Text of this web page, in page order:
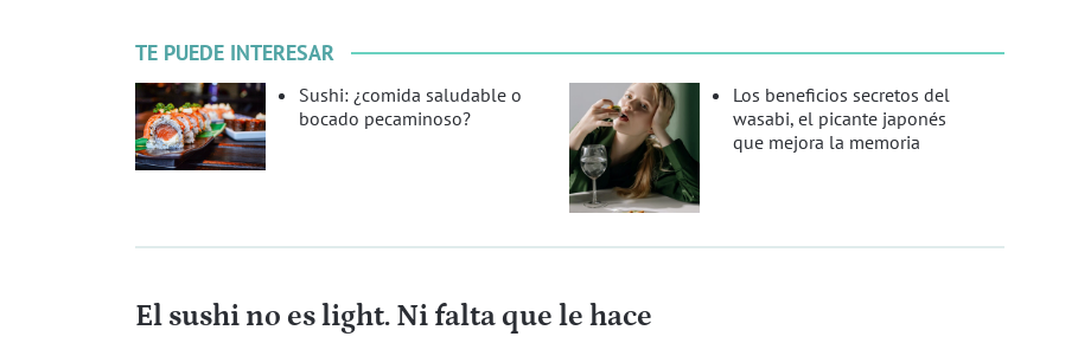
TE PUEDE INTERESAR
Sushi: ¿comida saludable o
bocado pecaminoso?
Los beneficios secretos del
wasabi, el picante japonés
que mejora la memoria
El sushi no es light. Ni falta que le hace